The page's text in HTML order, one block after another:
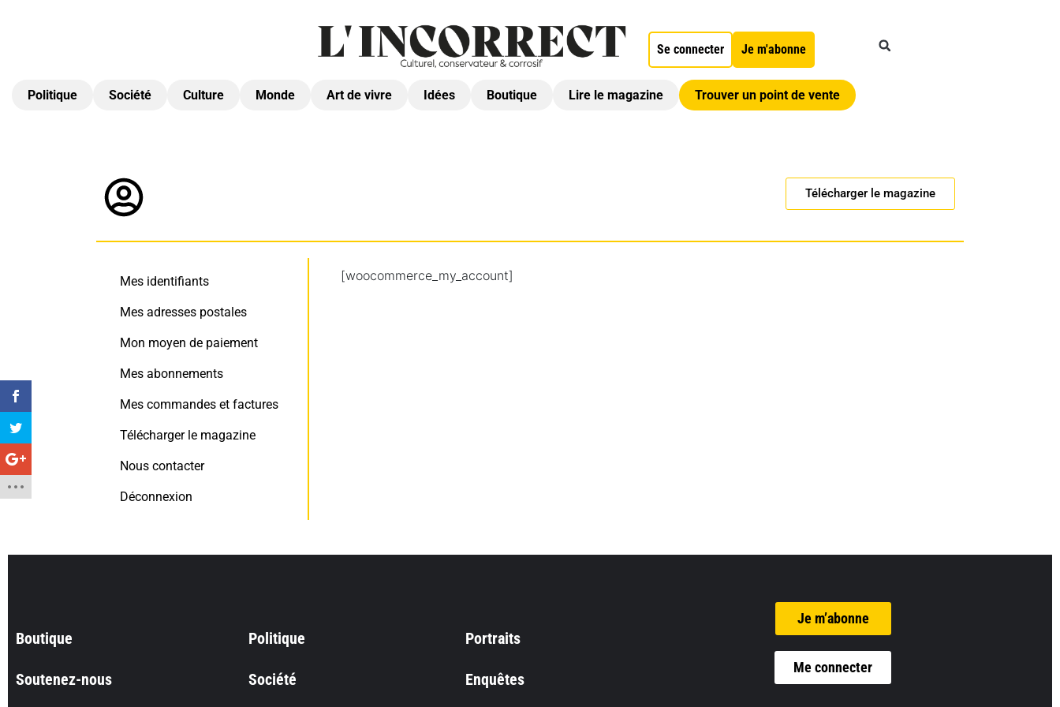
Se connecter Je m'abonne
Politique Société Culture Monde Art de vivre Idées Boutique Lire le magazine Trouver un point de vente
Télécharger le magazine
Mes identifiants
Mes adresses postales
Mon moyen de paiement
Mes abonnements
Mes commandes et factures
Télécharger le magazine
Nous contacter
Déconnexion
[woocommerce_my_account]
Boutique
Soutenez-nous
Politique
Société
Portraits
Enquêtes
Je m’abonne
Me connecter